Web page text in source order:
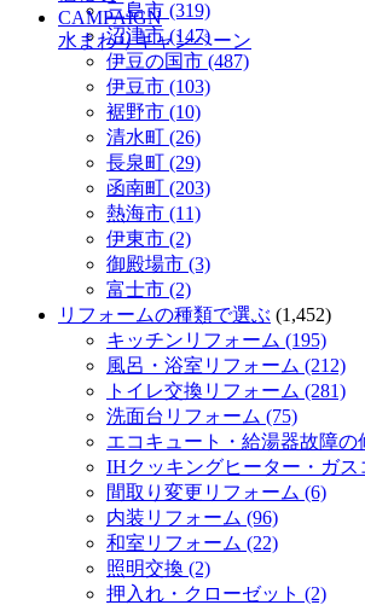
CAMPAIGN
水まわりキャンペーン
三島市 (319)
沼津市 (147)
伊豆の国市 (487)
伊豆市 (103)
裾野市 (10)
清水町 (26)
長泉町 (29)
函南町 (203)
熱海市 (11)
伊東市 (2)
御殿場市 (3)
富士市 (2)
リフォームの種類で選ぶ (1,452)
キッチンリフォーム (195)
風呂・浴室リフォーム (212)
トイレ交換リフォーム (281)
洗面台リフォーム (75)
エコキュート・給湯器故障の
IHクッキングヒーター・ガス
間取り変更リフォーム (6)
内装リフォーム (96)
和室リフォーム (22)
照明交換 (2)
押入れ・クローゼット (2)